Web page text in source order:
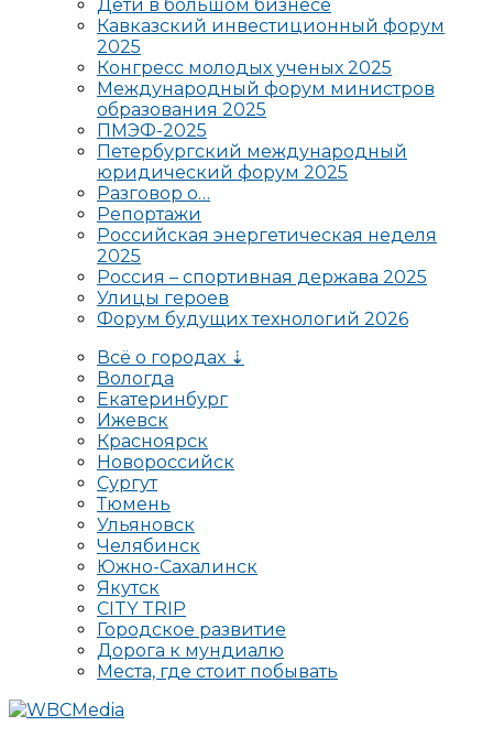
Дети в большом бизнесе
Кавказский инвестиционный форум
2025
Конгресс молодых ученых 2025
Международный форум министров
образования 2025
ПМЭФ-2025
Петербургский международный
юридический форум 2025
Разговор о…
Репортажи
Российская энергетическая неделя
2025
Россия – спортивная держава 2025
Улицы героев
Форум будущих технологий 2026
Всё о городах ⇣
Вологда
Екатеринбург
Ижевск
Красноярск
Новороссийск
Сургут
Тюмень
Ульяновск
Челябинск
Южно-Сахалинск
Якутск
CITY TRIP
Городское развитие
Дорога к мундиалю
Места, где стоит побывать